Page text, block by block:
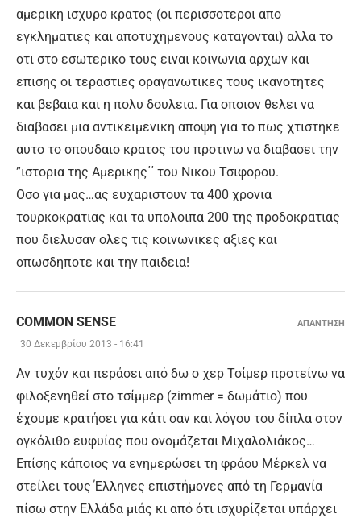
αμερικη ισχυρο κρατος (οι περισσοτεροι απο
εγκληματιες και αποτυχημενους καταγονται) αλλα το
οτι στο εσωτερικο τους ειναι κοινωνια αρχων και
επισης οι τεραστιες οραγανωτικες τους ικανοτητες
και βεβαια και η πολυ δουλεια. Για οποιον θελει να
διαβασει μια αντικειμενικη αποψη για το πως χτιστηκε
αυτο το σπουδαιο κρατος του προτινω να διαβασει την
”ιστορια της Αμερικης΄΄ του Νικου Τσιφορου.
Οσο για μας…ας ευχαριστουν τα 400 χρονια
τουρκοκρατιας και τα υπολοιπα 200 της προδοκρατιας
που διελυσαν ολες τις κοινωνικες αξιες και
οπωσδηποτε και την παιδεια!
COMMON SENSE
30 Δεκεμβρίου 2013 - 16:41
Αν τυχόν και περάσει από δω ο χερ Τσίμερ προτείνω να
φιλοξενηθεί στο τσίμμερ (zimmer = δωμάτιο) που
έχουμε κρατήσει για κάτι σαν και λόγου του δίπλα στον
ογκόλιθο ευφυίας που ονομάζεται Μιχαλολιάκος…
Επίσης κάποιος να ενημερώσει τη φράου Μέρκελ να
στείλει τους Έλληνες επιστήμονες από τη Γερμανία
πίσω στην Ελλάδα μιάς κι από ότι ισχυρίζεται υπάρχει
ΑΠΑΝΤΗΣΗ